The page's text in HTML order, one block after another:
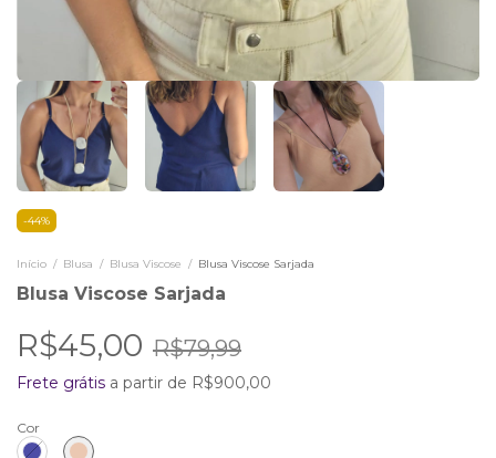
-44%
Início / Blusa / Blusa Viscose / Blusa Viscose Sarjada
Blusa Viscose Sarjada
R$45,00 R$79,99
Frete grátis a partir de R$900,00
Cor